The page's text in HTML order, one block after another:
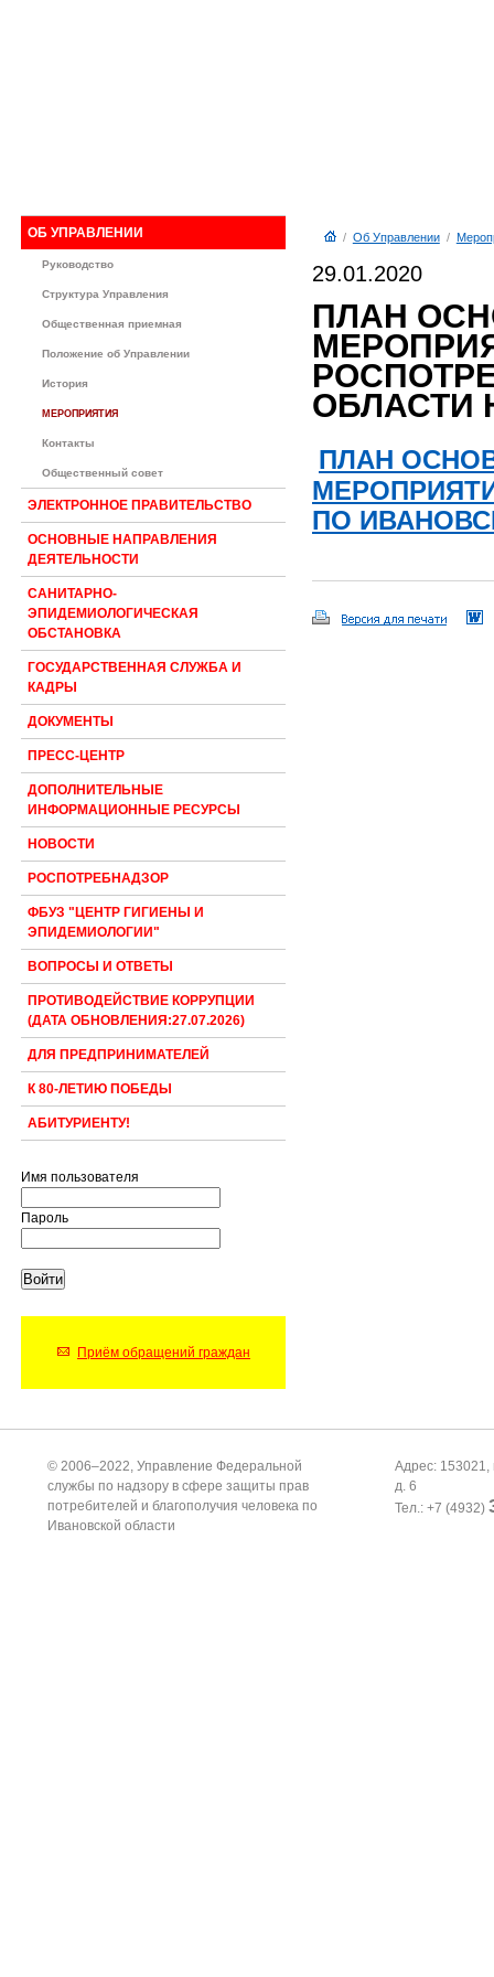
ОБ УПРАВЛЕНИИ
Руководство
Структура Управления
Общественная приемная
Положение об Управлении
История
МЕРОПРИЯТИЯ
Контакты
Общественный совет
ЭЛЕКТРОННОЕ ПРАВИТЕЛЬСТВО
ОСНОВНЫЕ НАПРАВЛЕНИЯ
ДЕЯТЕЛЬНОСТИ
САНИТАРНО-
ЭПИДЕМИОЛОГИЧЕСКАЯ
ОБСТАНОВКА
ГОСУДАРСТВЕННАЯ СЛУЖБА И
КАДРЫ
ДОКУМЕНТЫ
ПРЕСС-ЦЕНТР
ДОПОЛНИТЕЛЬНЫЕ
ИНФОРМАЦИОННЫЕ РЕСУРСЫ
НОВОСТИ
РОСПОТРЕБНАДЗОР
ФБУЗ "ЦЕНТР ГИГИЕНЫ И
ЭПИДЕМИОЛОГИИ"
ВОПРОСЫ И ОТВЕТЫ
ПРОТИВОДЕЙСТВИЕ КОРРУПЦИИ
(ДАТА ОБНОВЛЕНИЯ:27.07.2026)
ДЛЯ ПРЕДПРИНИМАТЕЛЕЙ
К 80-ЛЕТИЮ ПОБЕДЫ
АБИТУРИЕНТУ!
Имя пользователя
Пароль
Приём обращений граждан
/ Об Управлении/
29.01.2020
ПЛАН
ОБЛАСТИ
ПЛАН
ПО
© 2006–2022, Управление Федеральной
службы по надзору в сфере защиты прав
потребителей и благополучия человека по
Ивановской области
Адрес: 153021,
д. 6
Тел.: +7 (4932)